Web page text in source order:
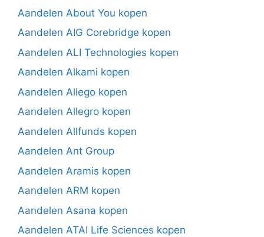
Aandelen About You kopen
Aandelen AIG Corebridge kopen
Aandelen ALI Technologies kopen
Aandelen Alkami kopen
Aandelen Allego kopen
Aandelen Allegro kopen
Aandelen Allfunds kopen
Aandelen Ant Group
Aandelen Aramis kopen
Aandelen ARM kopen
Aandelen Asana kopen
Aandelen ATAI Life Sciences kopen